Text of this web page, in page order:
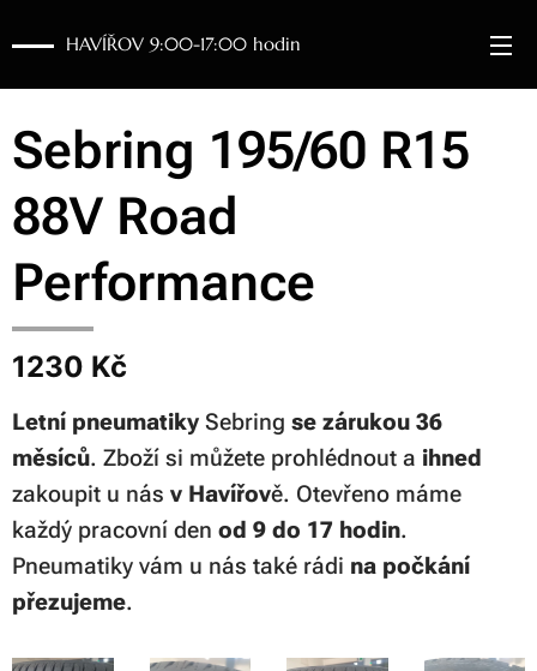
HAVÍŘOV 9:00-17:00 hodin
Sebring 195/60 R15
88V Road
Performance
1230 Kč
Letní pneumatiky Sebring se zárukou 36
měsíců. Zboží si můžete prohlédnout a ihned
zakoupit u nás v Havířově. Otevřeno máme
každý pracovní den od 9 do 17 hodin.
Pneumatiky vám u nás také rádi na počkání
přezujeme.